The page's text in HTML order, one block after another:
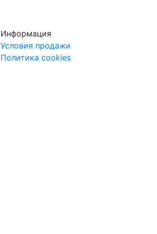
Информация
Условия продажи
Политика cookies